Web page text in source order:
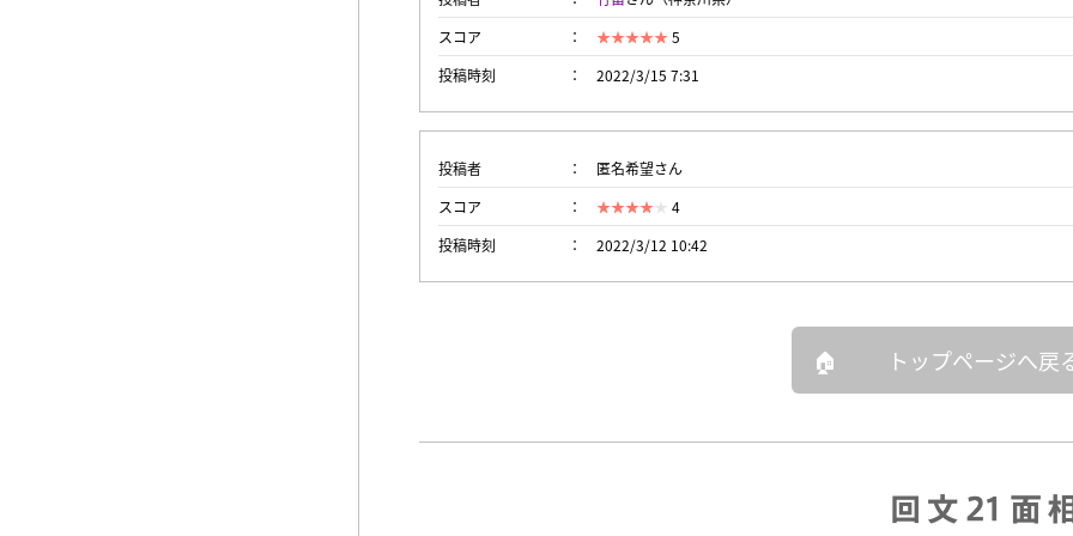
スコア
5
投稿時刻
2022/3/15 7:31
投稿者
匿名希望さん
スコア
4
投稿時刻
2022/3/12 10:42
トップページへ戻